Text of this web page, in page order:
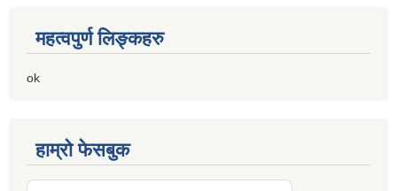
महत्वपुर्ण लिङ्कहरु
ok
हाम्रो फेसबुक